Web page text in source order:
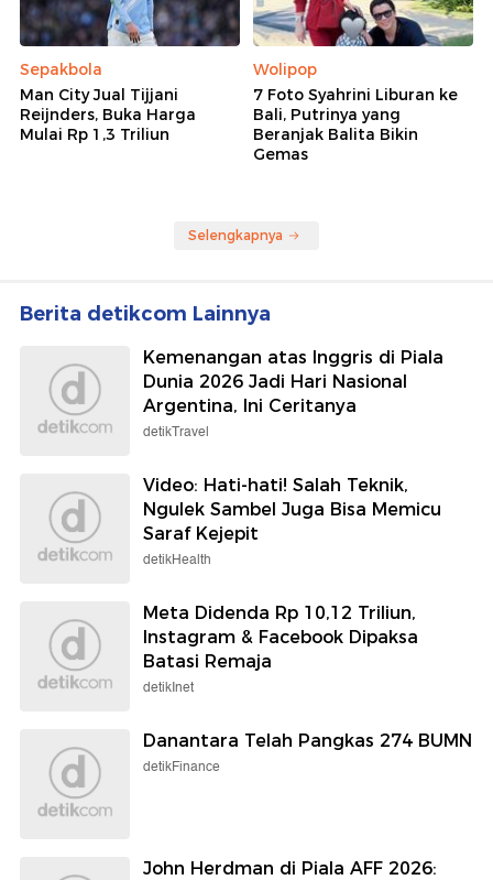
Sepakbola
Man City Jual Tijjani
Reijnders, Buka Harga
Mulai Rp 1,3 Triliun
Wolipop
7 Foto Syahrini Liburan ke
Bali, Putrinya yang
Beranjak Balita Bikin
Gemas
Selengkapnya
Berita detikcom Lainnya
Kemenangan atas Inggris di Piala
Dunia 2026 Jadi Hari Nasional
Argentina, Ini Ceritanya
detikTravel
Video: Hati-hati! Salah Teknik,
Ngulek Sambel Juga Bisa Memicu
Saraf Kejepit
detikHealth
Meta Didenda Rp 10,12 Triliun,
Instagram & Facebook Dipaksa
Batasi Remaja
detikInet
Danantara Telah Pangkas 274 BUMN
detikFinance
John Herdman di Piala AFF 2026: